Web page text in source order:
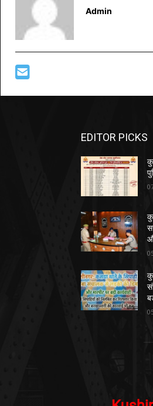
Admin
EDITOR PICKS